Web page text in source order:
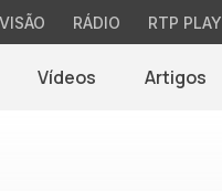
RÁDIO RTP PLAY
Vídeos Artigos